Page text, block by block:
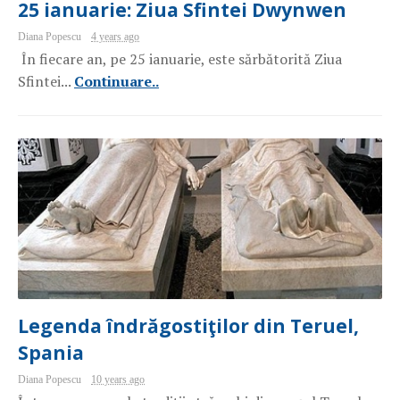
25 ianuarie: Ziua Sfintei Dwynwen
Diana Popescu 4 years ago
În fiecare an, pe 25 ianuarie, este sărbătorită Ziua
Sfintei... Continuare..
Legenda îndrăgostiţilor din Teruel,
Spania
Diana Popescu 10 years ago